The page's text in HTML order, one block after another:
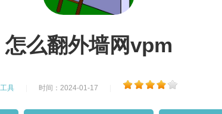
怎么翻外墙网vpm
工具 时间：2024-01-17